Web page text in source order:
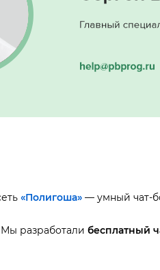
«Полигоша» — умный чат-
разработали есплатный